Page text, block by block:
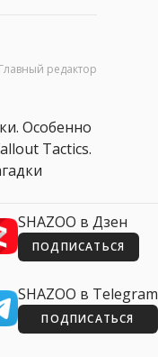
Главный редактор
Особенно
Tactics.
SHAZOO в Дзен
ПОДПИСАТЬСЯ
SHAZOO в Telegram
ПОДПИСАТЬСЯ